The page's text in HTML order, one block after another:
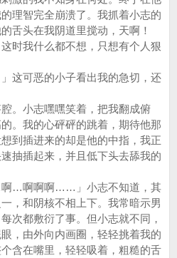
理智完全崩溃了。我抓着小志的
舌头在我阴道里搅动，天啊！
时我什么都不想，只想有个人狠
这可恶的小子看出我的急切，还
。小志嘿嘿笑着，把我翻成俯
。我的心砰砰的跳着，期待他那
到插进来的却是他的中指，我正
抽插起来，并且低下头去舔我的
…啊啊啊……」小志不知道，其
，和阴核不相上下。我常暗示男
次都敷衍了事。但小志就不同，
，由外向内画圈，轻轻挑着我的
含在嘴里，轻轻吸着，粗糙的舌